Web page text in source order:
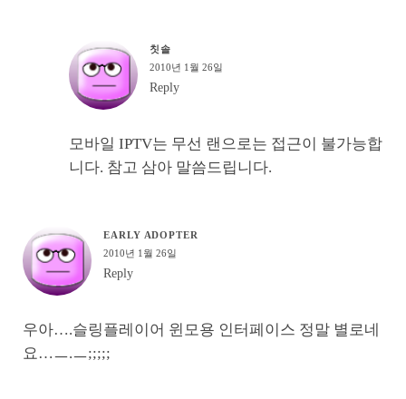
칫솔
2010년 1월 26일
Reply
모바일 IPTV는 무선 랜으로는 접근이 불가능합
니다. 참고 삼아 말씀드립니다.
EARLY ADOPTER
2010년 1월 26일
Reply
우아….슬링플레이어 윈모용 인터페이스 정말 별로네
요…ㅡ.ㅡ;;;;;